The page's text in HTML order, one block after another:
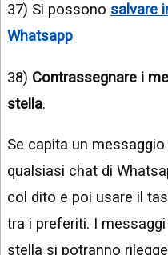
37) Si possono salvare
Whatsapp
38) Contrassegnare i
stella.
Se capita un
qualsiasi chat di
col dito e poi usare il
tra i preferiti. I
stella si potranno